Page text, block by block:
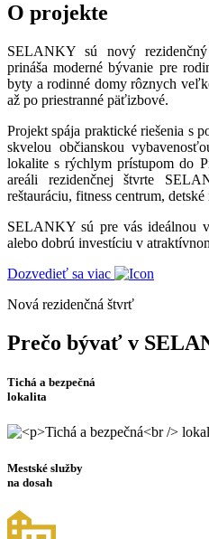
O projekte
SELANKY sú nový
prináša moderné bývanie pre
byty a rodinné domy rôznych
až po priestranné päťizbové.
Projekt spája praktické riešenia s
skvelou občianskou
lokalite s rýchlym prístupom do
areáli rezidenčnej štvrte
reštauráciu, fitness centrum,
SELANKY sú pre vás ideálnou
alebo dobrú investíciu v
Dozvedieť sa viac
Nová rezidenčná štvrť
Prečo bývať v
Tichá a bezpečná
lokalita
Mestské služby
na dosah